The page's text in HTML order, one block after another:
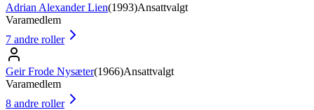
Adrian Alexander Lien(1993)Ansattvalgt
Varamedlem
7 andre roller
Geir Frode Nysæter(1966)Ansattvalgt
Varamedlem
8 andre roller